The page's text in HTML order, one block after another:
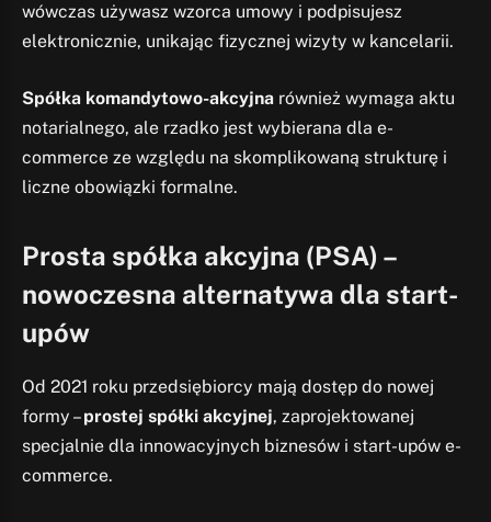
wówczas używasz wzorca umowy i podpisujesz
elektronicznie, unikając fizycznej wizyty w kancelarii.
Spółka komandytowo-akcyjna również wymaga aktu
notarialnego, ale rzadko jest wybierana dla e-
commerce ze względu na skomplikowaną strukturę i
liczne obowiązki formalne.
Prosta spółka akcyjna (PSA) –
nowoczesna alternatywa dla start-
upów
Od 2021 roku przedsiębiorcy mają dostęp do nowej
formy –prostej spółki akcyjnej, zaprojektowanej
specjalnie dla innowacyjnych biznesów i start-upów e-
commerce.